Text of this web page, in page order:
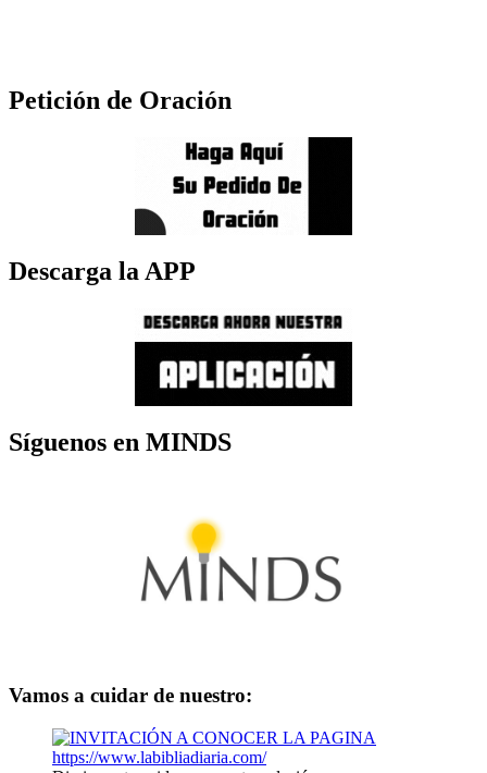
Petición de Oración
Descarga la APP
Síguenos en MINDS
Vamos a cuidar de nuestro: